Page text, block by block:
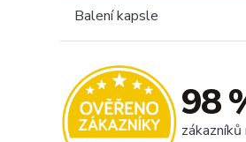
Balení kapsle
98